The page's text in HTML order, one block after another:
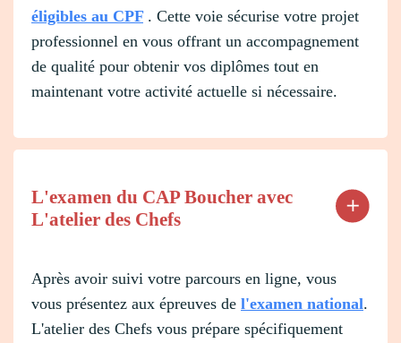
éligibles au CPF . Cette voie sécurise votre projet
professionnel en vous offrant un accompagnement
de qualité pour obtenir vos diplômes tout en
maintenant votre activité actuelle si nécessaire.
L'examen du CAP Boucher avec
L'atelier des Chefs
Après avoir suivi votre parcours en ligne, vous
vous présentez aux épreuves de l'examen national.
L'atelier des Chefs vous prépare spécifiquement